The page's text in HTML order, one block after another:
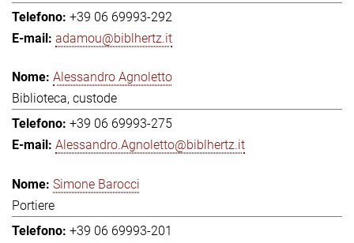
+39 06 69993-292
adamou@biblhertz.it
Alessandro Agnoletto
Biblioteca, custode
+39 06 69993-275
Alessandro.Agnoletto@biblhertz.it
Simone Barocci
Portiere
+39 06 69993-201